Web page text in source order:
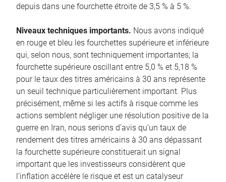
depuis dans une fourchette étroite de 3,5 % à 5 %.
Niveaux techniques importants. Nous avons indiqué
en rouge et bleu les fourchettes supérieure et inférieure
qui, selon nous, sont techniquement importantes; la
fourchette supérieure oscillant entre 5,0 % et 5,18 %
pour le taux des titres américains à 30 ans représente
un seuil technique particulièrement important. Plus
précisément, même si les actifs à risque comme les
actions semblent négliger une résolution positive de la
guerre en Iran, nous serions d’avis qu’un taux de
rendement des titres américains à 30 ans dépassant
la fourchette supérieure constituerait un signal
important que les investisseurs considèrent que
l’inflation accélère le risque et est un catalyseur